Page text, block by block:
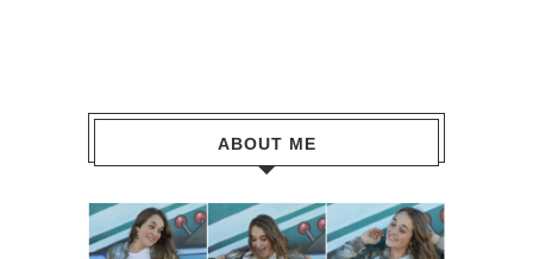
ABOUT ME